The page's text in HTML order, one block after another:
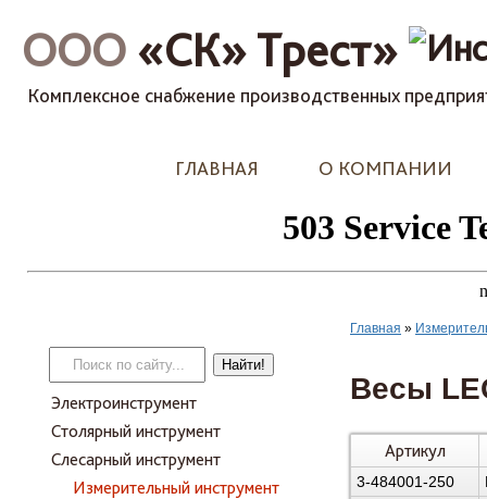
ООО «СК» Трест»
Комплексное снабжение производственных
ГЛАВНАЯ О КОМПАНИИ
Электроинструмент
Столярный инструмент
Слесарный инструмент
Измерительный инструмент
Главная »
Весы
Артикул
3-484001-250